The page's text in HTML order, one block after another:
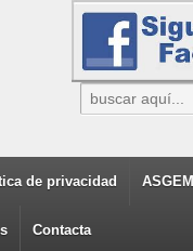
de privacidad ASGEM
Contacta